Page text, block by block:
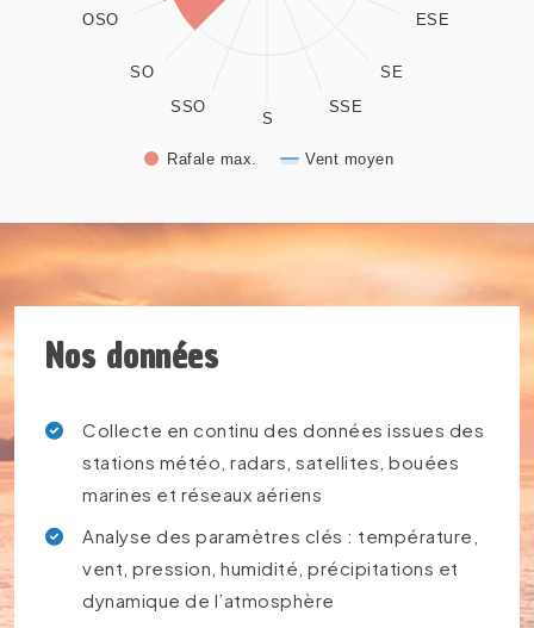
Rafale max. Vent moyen
ESE
SE
SSE
S
SSO
SO
OSO
Nos données
Collecte en continu des données issues des
stations météo, radars, satellites, bouées
marines et réseaux aériens
Analyse des paramètres clés : température,
vent, pression, humidité, précipitations et
dynamique de l’atmosphère